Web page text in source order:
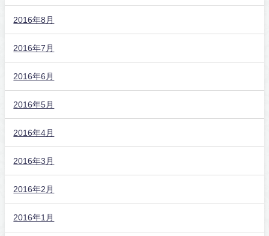
2016年8月
2016年7月
2016年6月
2016年5月
2016年4月
2016年3月
2016年2月
2016年1月